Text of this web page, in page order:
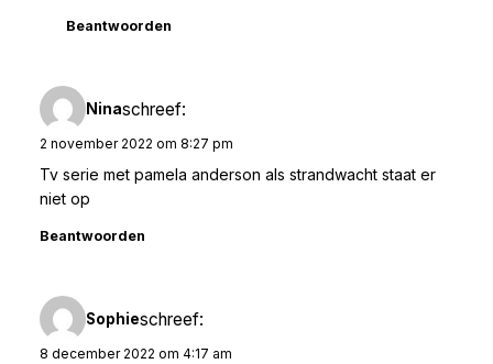
Beantwoorden
Ninaschreef:
2 november 2022 om 8:27 pm
Tv serie met pamela anderson als strandwacht staat er
niet op
Beantwoorden
Sophieschreef:
8 december 2022 om 4:17 am